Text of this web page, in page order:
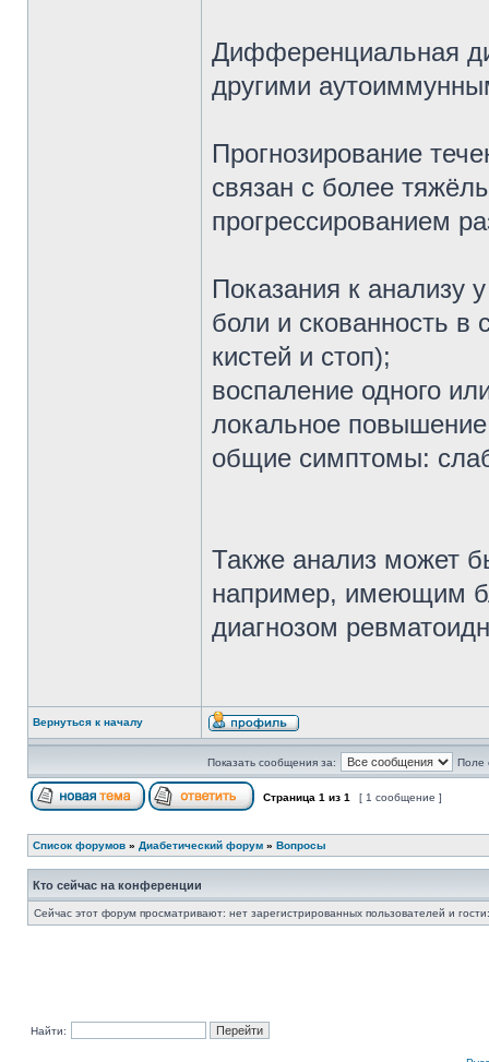
Дифференциальная
другими
Прогнозирование
связан с более
прогрессированием
Показания к анализу
боли и скованность в
кистей и стоп);
воспаление одного
локальное
общие симптомы:
Также анализ может
например, имеющим
диагнозом
Вернуться к началу
Показать сообщения за: Поле
Страница 1 из 1 [ 1 сообщение ]
Список форумов » Диабетический форум » Вопросы
Кто сейчас на конференции
Сейчас этот форум просматривают: нет зарегистрированных пользователей и
Найти: